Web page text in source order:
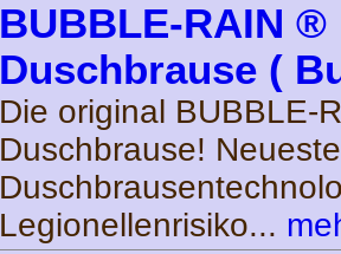
BUBBLE-RAIN ®
Duschbrause (
Die original BUBBLE-
Duschbrause! Neueste
Legionellenrisiko...